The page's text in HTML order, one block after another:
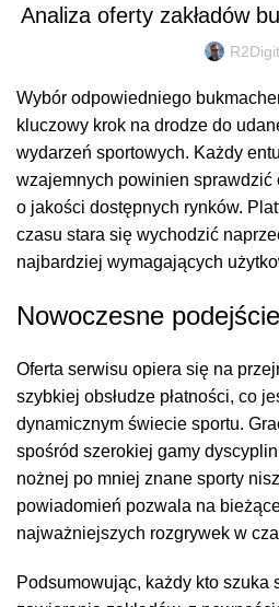
Analiza oferty zakładów
Wybór odpowiedniego
kluczowy krok na drodze do
wydarzeń sportowych. Każdy
wzajemnych powinien sprawdzić
o jakości dostępnych rynków.
czasu stara się wychodzić
najbardziej wymagających
Nowoczesne
Oferta serwisu opiera się na
szybkiej obsłudze płatności, co
dynamicznym świecie sportu.
spośród szerokiej gamy
nożnej po mniej znane sporty
powiadomień pozwala na
najważniejszych rozgrywek w
Podsumowując, każdy kto szuka